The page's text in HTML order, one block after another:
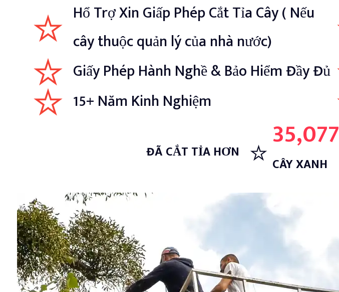
Hổ Trợ Xin Giấp Phép Cắt Tỉa Cây ( Nếu
cây thuộc quản lý của nhà nước)
Giấy Phép Hành Nghề & Bảo Hiểm Đầy Đủ
15+ Năm Kinh Nghiệm
ĐÃ CẮT TỈA HƠN 35,077
CÂY XANH